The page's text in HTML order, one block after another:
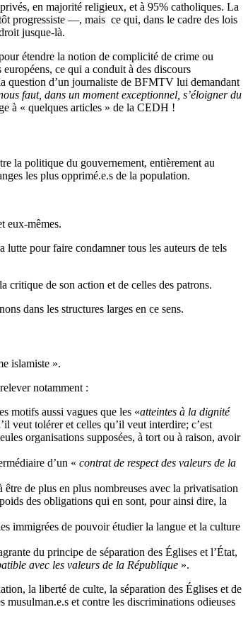
en majorité religieux, et à 95% catholiques. La
progressiste —, mais ce qui, dans le cadre des lois
jusque-là.
étendre la notion de complicité de crime ou
ce qui a conduit à des discours
question d’un journaliste de BFMTV lui demandant
faut, dans un moment exceptionnel, s’éloigner du
à « quelques articles » de la CEDH !
la politique du gouvernement, entièrement au
les plus opprimé.e.s de la population.
eux-mêmes.
lutte pour faire condamner tous les auteurs de tels
critique de son action et de celles des patrons.
dans les structures larges en ce sens.
islamiste ».
notamment :
motifs aussi vagues que les «atteintes à la dignité
veut tolérer et celles qu’il veut interdire; c’est
organisations supposées, à tort ou à raison, avoir
d’un « contrat de respect des valeurs de la
être de plus en plus nombreuses avec la privatisation
des obligations qui en sont, pour ainsi dire, la
immigrées de pouvoir étudier la langue et la culture
du principe de séparation des Églises et l’État,
avec les valeurs de la République ».
la liberté de culte, la séparation des Églises et de
musulman.e.s et contre les discriminations odieuses